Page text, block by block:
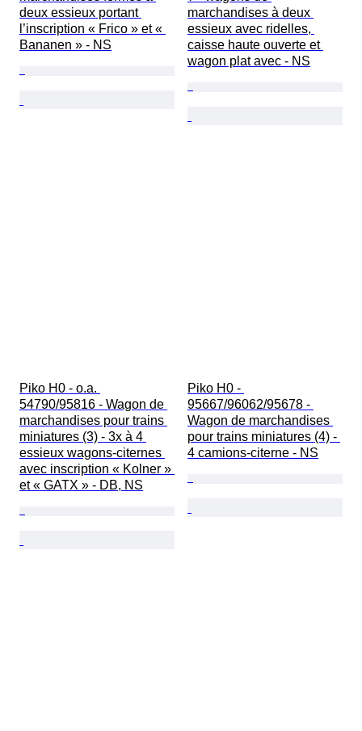
deux essieux portant
l’inscription « Frico » et «
Bananen » - NS
marchandises à deux
essieux avec ridelles,
caisse haute ouverte et
wagon plat avec - NS
Piko H0 - o.a.
54790/95816 - Wagon de
marchandises pour trains
miniatures (3) - 3x à 4
essieux wagons-citernes
avec inscription « Kolner »
et « GATX » - DB, NS
Piko H0 -
95667/96062/95678 -
Wagon de marchandises
pour trains miniatures (4) -
4 camions-citerne - NS